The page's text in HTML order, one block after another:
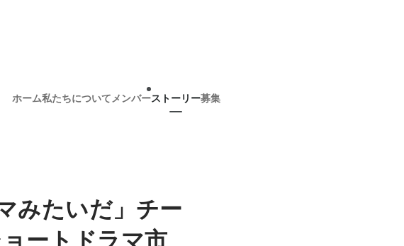
ホーム私たちについて メンバーストーリー募集
みたいだ」チー
ートドラマ市